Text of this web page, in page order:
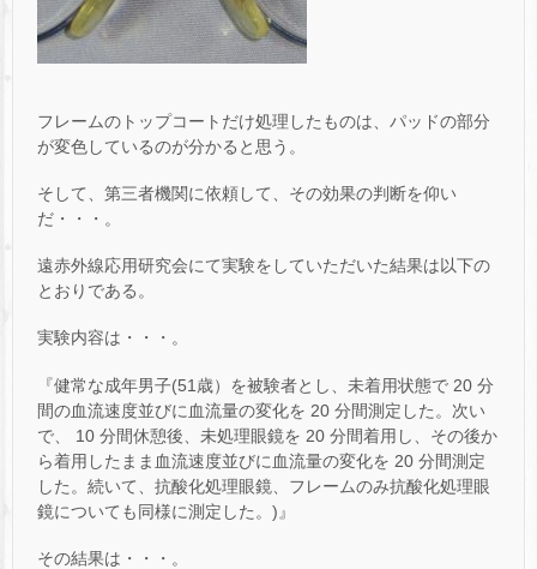
フレームのトップコートだけ処理したものは、パッドの部分
が変色しているのが分かると思う。
そして、第三者機関に依頼して、その効果の判断を仰い
だ・・・。
遠赤外線応用研究会にて実験をしていただいた結果は以下の
とおりである。
実験内容は・・・。
『健常な成年男子(51歳）を被験者とし、未着用状態で 20 分
間の血流速度並びに血流量の変化を 20 分間測定した。次い
で、 10 分間休憩後、未処理眼鏡を 20 分間着用し、その後か
ら着用したまま血流速度並びに血流量の変化を 20 分間測定
した。続いて、抗酸化処理眼鏡、フレームのみ抗酸化処理眼
鏡についても同様に測定した。)』
その結果は・・・。